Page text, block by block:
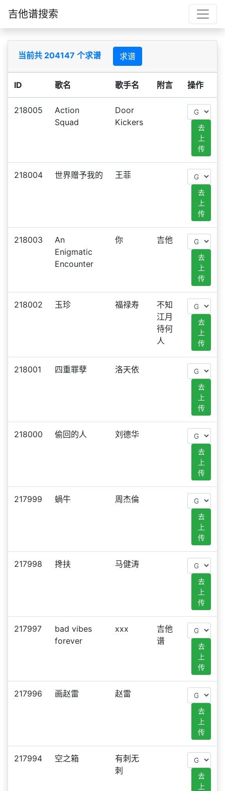
吉他谱搜索
当前共 204147 个求谱 求谱
ID 歌名 歌手名 附言 操作
218005
Action
Squad
Door
Kickers
去
上
传
218004 世界赠予我的 王菲
去
上
传
218003
An
Enigmatic
Encounter
你 吉他
去
上
传
218002 玉珍 福禄寿
不知
江月
待何
人
去
上
传
218001 四重罪孽 洛天依
去
上
传
218000 偷回的人 刘德华
去
上
传
217999 蝸牛 周杰倫
去
上
传
217998 搀扶 马健涛
去
上
传
217997
bad vibes
forever
xxx
吉他
谱
去
上
传
217996 画赵雷 赵雷
去
上
传
217994 空之箱
有刺无
刺
去
上